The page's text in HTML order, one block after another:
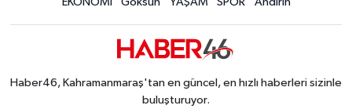
Kahramanmaraş'ta Eksik Belgesi Olan
19:12 |Onikişubat Belediyesi Gündüz Bakımevi İçin
Kahramanmaraş'ta 29 Kilometrelik Grup
Haber46, Kahramanmaraş'tan en güncel, en hızlı haberleri sizinle
buluşturuyor.